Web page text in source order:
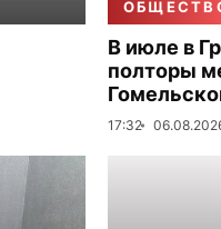
В июле в
полторы
17:32